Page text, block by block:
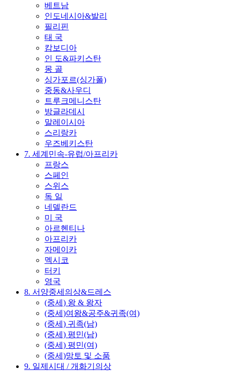
베트남
인도네시아&발리
필리핀
태 국
캄보디아
인 도&파키스탄
몽 골
싱가포르(싱가폴)
중동&사우디
트루크메니스탄
방글라데시
말레이시아
스리랑카
우즈베키스탄
7. 세계민속-유럽/아프리카
프랑스
스페인
스위스
독 일
네델란드
미 국
아르헨티나
아프리카
자메이카
멕시코
터키
영국
8. 서양중세의상&드레스
(중세) 왕 & 왕자
(중세)여왕&공주&귀족(여)
(중세) 귀족(남)
(중세) 평민(남)
(중세) 평민(여)
(중세)망토 및 소품
9. 일제시대 / 개화기의상